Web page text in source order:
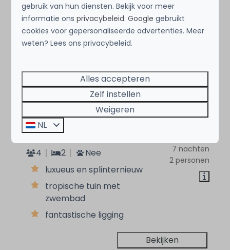
Vanaf
7 nachten
2 personen
Caribbean Bliss
Curaçao, Jan Thiel, Jan Thiel
4
2
Nee
luxueus en splinternieuw
tropische tuin met
zwembad
fantastische ligging
Bekijken
gebruik van hun diensten. Bekijk voor meer
informatie onsprivacybeleid.Google gebruikt
cookies voor gepersonaliseerde advertenties. Meer
weten? Lees ons privacybeleid.
Alles accepteren
Zelf instellen
Weigeren
NL